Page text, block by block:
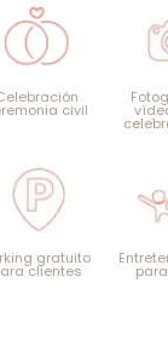
civil
gratuito
clientes